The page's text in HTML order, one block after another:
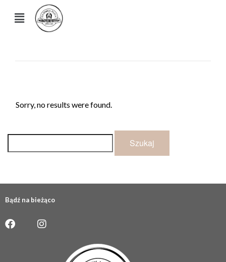
Sorry, no results were found.
Bądź na bieżąco